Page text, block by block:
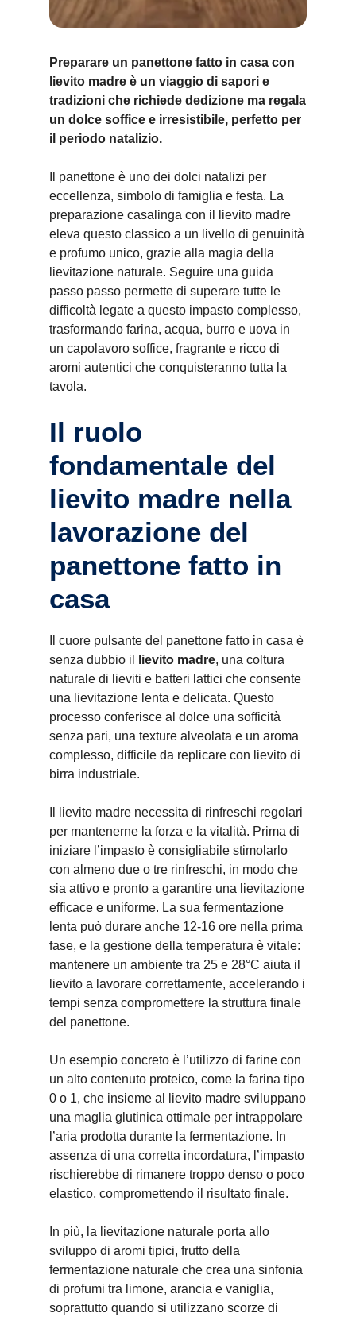
Preparare un panettone fatto in casa con
lievito madre è un viaggio di sapori e
tradizioni che richiede dedizione ma regala
un dolce soffice e irresistibile, perfetto per
il periodo natalizio.
Il panettone è uno dei dolci natalizi per
eccellenza, simbolo di famiglia e festa. La
preparazione casalinga con il lievito madre
eleva questo classico a un livello di genuinità
e profumo unico, grazie alla magia della
lievitazione naturale. Seguire una guida
passo passo permette di superare tutte le
difficoltà legate a questo impasto complesso,
trasformando farina, acqua, burro e uova in
un capolavoro soffice, fragrante e ricco di
aromi autentici che conquisteranno tutta la
tavola.
Il ruolo
fondamentale del
lievito madre nella
lavorazione del
panettone fatto in
casa
Il cuore pulsante del panettone fatto in casa è
senza dubbio il
lievito madre, una coltura
naturale di lieviti e batteri lattici che consente
una lievitazione lenta e delicata. Questo
processo conferisce al dolce una sofficità
senza pari, una texture alveolata e un aroma
complesso, difficile da replicare con lievito di
birra industriale.
Il lievito madre necessita di rinfreschi regolari
per mantenerne la forza e la vitalità. Prima di
iniziare l’impasto è consigliabile stimolarlo
con almeno due o tre rinfreschi, in modo che
sia attivo e pronto a garantire una lievitazione
efficace e uniforme. La sua fermentazione
lenta può durare anche 12-16 ore nella prima
fase, e la gestione della temperatura è vitale:
mantenere un ambiente tra 25 e 28°C aiuta il
lievito a lavorare correttamente, accelerando i
tempi senza compromettere la struttura finale
del panettone.
Un esempio concreto è l’utilizzo di farine con
un alto contenuto proteico, come la farina tipo
0 o 1, che insieme al lievito madre sviluppano
una maglia glutinica ottimale per intrappolare
l’aria prodotta durante la fermentazione. In
assenza di una corretta incordatura, l’impasto
rischierebbe di rimanere troppo denso o poco
elastico, compromettendo il risultato finale.
In più, la lievitazione naturale porta allo
sviluppo di aromi tipici, frutto della
fermentazione naturale che crea una sinfonia
di profumi tra limone, arancia e vaniglia,
soprattutto quando si utilizzano scorze di